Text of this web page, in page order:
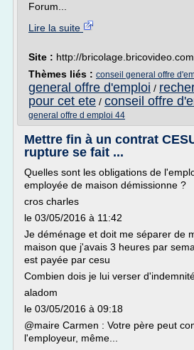
Forum...
Lire la suite
Site : http://bricolage.bricovideo.com
Thèmes liés : conseil general offre
general offre d'emploi /
pour cet ete / conseil offre
general offre d emploi 44
Mettre fin à un contrat
rupture se fait ...
Quelles sont les obligations de
employée de maison démissionne ?
cros charles
le 03/05/2016 à 11:42
Je déménage et doit me séparer de
maison que j'avais 3 heures par
est payée par cesu
Combien dois je lui verser
aladom
le 03/05/2016 à 09:18
@maire Carmen : Votre père peut
l'employeur, même...